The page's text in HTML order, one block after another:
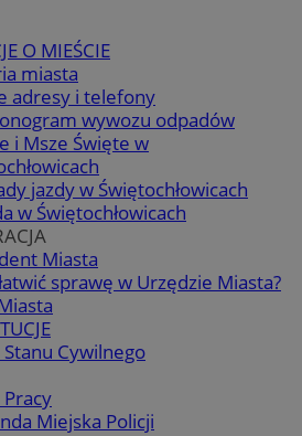
O MIEŚCIE
miasta
adresy i telefony
wywozu odpadów
i Msze Święte w
jazdy w Świętochłowicach
w Świętochłowicach
Miasta
sprawę w Urzędzie Miasta?
Stanu Cywilnego
Miejska Policji